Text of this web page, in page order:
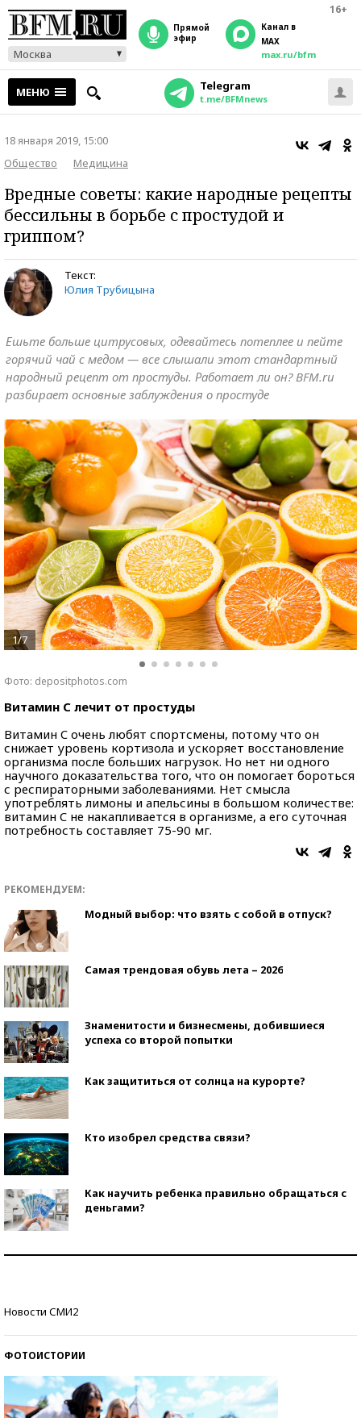
16+
Москва
прямой
эфир
Канал в
MAX
max.ru/bfm
МЕНЮ Telegram
t.me/BFMnews
18 января 2019, 15:00
Общество
Медицина
Вредные советы: какие народные рецепты
бессильны в борьбе с простудой и
гриппом?
Текст:
Юлия Трубицына
Ешьте больше цитрусовых, одевайтесь потеплее и пейте
горячий чай с медом — все слышали этот стандартный
народный рецепт от простуды. Работает ли он? BFM.ru
разбирает основные заблуждения о простуде
1/7
Фото: depositphotos.com
Витамин C лечит от простуды
Витамин C очень любят спортсмены, потому что он
снижает уровень кортизола и ускоряет восстановление
организма после больших нагрузок. Но нет ни одного
научного доказательства того, что он помогает бороться
с респираторными заболеваниями. Нет смысла
употреблять лимоны и апельсины в большом количестве:
витамин C не накапливается в организме, а его суточная
потребность составляет 75-90 мг.
РЕКОМЕНДУЕМ:
Модный выбор: что взять с собой в отпуск?
Самая трендовая обувь лета – 2026
Знаменитости и бизнесмены, добившиеся
успеха со второй попытки
Как защититься от солнца на курорте?
Кто изобрел средства связи?
Как научить ребенка правильно обращаться с
деньгами?
Новости СМИ2
ФОТОИСТОРИИ